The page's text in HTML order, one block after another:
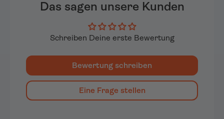
Das sagen unsere Kunden
Schreiben Deine erste Bewertung
Bewertung schreiben
Eine Frage stellen